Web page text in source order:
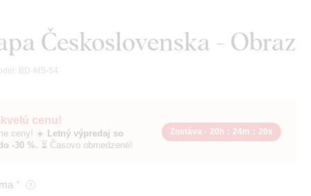
Československa - Obraz
BD-MS-54
cenu!
ceny! ☀️ Letný výpredaj so
-30 %. ⏳ Časovo obmedzené!
Zostáva - 20h : 24m : 18s